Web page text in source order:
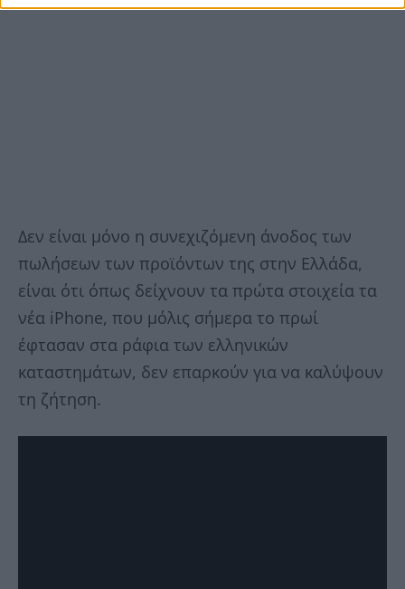
Δεν είναι μόνο η συνεχιζόμενη άνοδος των
πωλήσεων των προϊόντων της στην Ελλάδα,
είναι ότι όπως δείχνουν τα πρώτα στοιχεία τα
νέα iPhone, που μόλις σήμερα το πρωί
έφτασαν στα ράφια των ελληνικών
καταστημάτων, δεν επαρκούν για να καλύψουν
τη ζήτηση.